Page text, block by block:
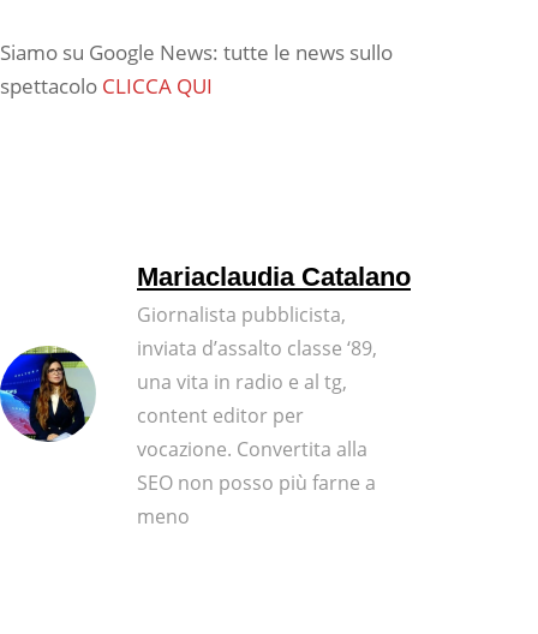
Siamo su Google News: tutte le news sullo
spettacolo CLICCA QUI
Mariaclaudia Catalano
Giornalista pubblicista,
inviata d’assalto classe ‘89,
una vita in radio e al tg,
content editor per
vocazione. Convertita alla
SEO non posso più farne a
meno